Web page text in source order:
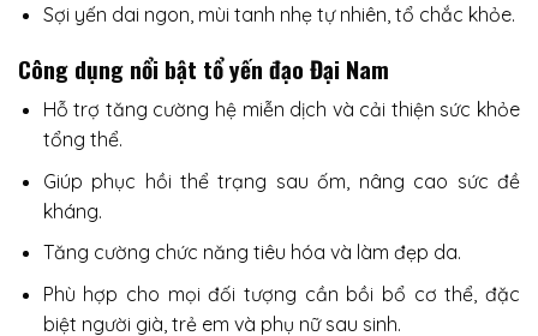
Sợi yến dai ngon, mùi tanh nhẹ tự nhiên, tổ chắc khỏe.
Công dụng nổi bật tổ yến đạo Đại Nam
Hỗ trợ tăng cường hệ miễn dịch và cải thiện sức khỏe
tổng thể.
Giúp phục hồi thể trạng sau ốm, nâng cao sức đề
kháng.
Tăng cường chức năng tiêu hóa và làm đẹp da.
Phù hợp cho mọi đối tượng cần bồi bổ cơ thể, đặc
biệt người già, trẻ em và phụ nữ sau sinh.